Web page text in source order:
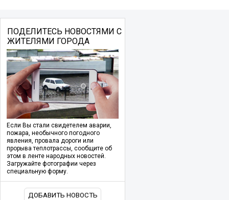
ПОДЕЛИТЕСЬ НОВОСТЯМИ С
ЖИТЕЛЯМИ ГОРОДА
Если Вы стали свидетелем аварии,
пожара, необычного погодного
явления, провала дороги или
прорыва теплотрассы, сообщите об
этом в ленте народных новостей.
Загружайте фотографии через
специальную форму.
ДОБАВИТЬ НОВОСТЬ